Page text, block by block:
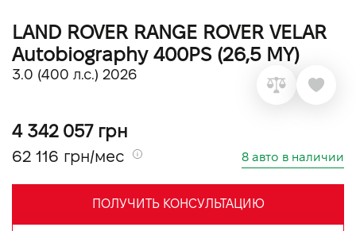
LAND ROVER RANGE ROVER VELAR
Autobiography 400PS (26,5 MY)
3.0 (400 л.с.) 2026
4 342 057 грн
62 116 грн/мес 8 авто в наличии
ПОЛУЧИТЬ КОНСУЛЬТАЦИЮ
Вакансии
VIDI Карьера
Контакты
Підпишись на наш канал та слідкуй за
акціями, послугами та новинками